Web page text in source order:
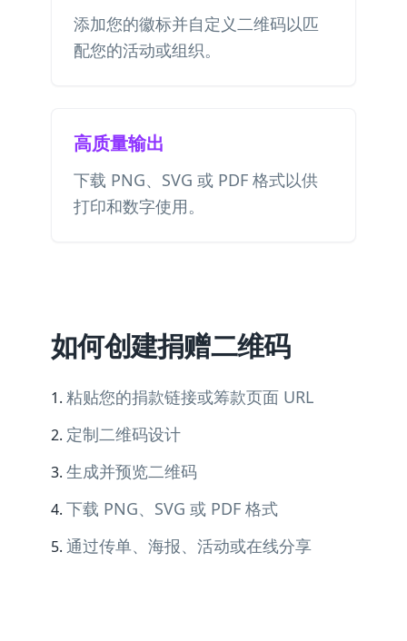
添加您的徽标并自定义二维码以匹
配您的活动或组织。
高质量输出
下载 PNG、SVG 或 PDF 格式以供
打印和数字使用。
如何创建捐赠二维码
粘贴您的捐款链接或筹款页面 URL
定制二维码设计
生成并预览二维码
下载 PNG、SVG 或 PDF 格式
通过传单、海报、活动或在线分享